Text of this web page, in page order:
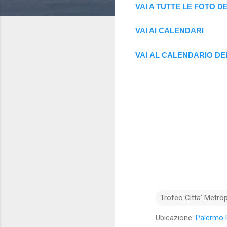
VAI A TUTTE LE FOTO
VAI AI CALENDARI
VAI AL CALENDARIO
Trofeo Citta'
Ubicazione: Palermo